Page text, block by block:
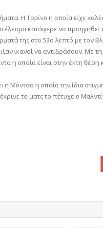
Η Τορίνο η οποία είχε
κατάφερε να
της στο 53ο λεπτό με τον
ικανοί να αντιδράσουν. Με
η οποία είναι στην έκτη θέση
η οποία την ίδια
το ματς το πέτυχε ο